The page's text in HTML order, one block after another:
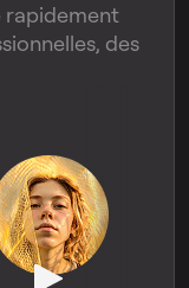
rapidement
des